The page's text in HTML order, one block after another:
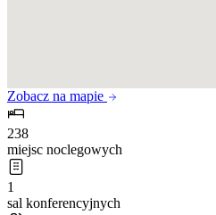
Zobacz na mapie
238
miejsc noclegowych
1
sal konferencyjnych